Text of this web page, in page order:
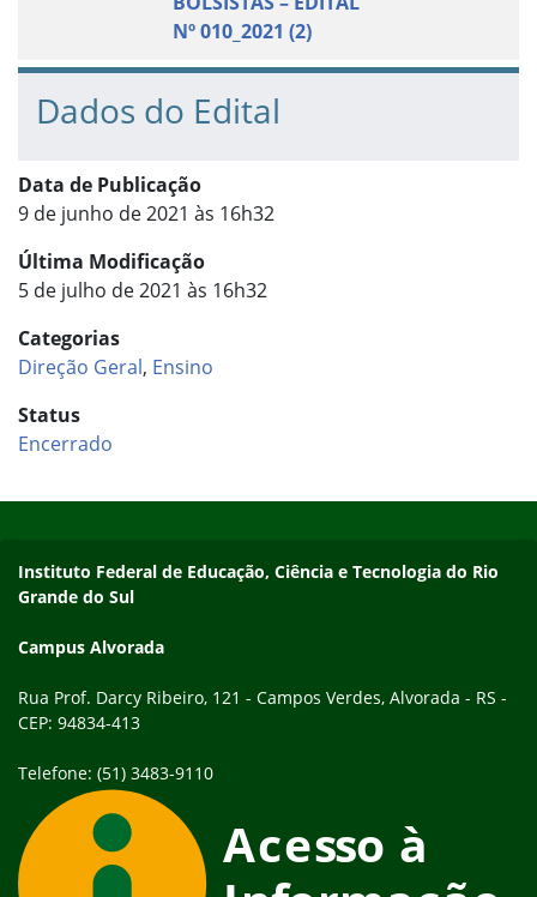
Nº 010_2021 (2)
Dados do Edital
Data de Publicação
9 de junho de 2021 às 16h32
Última Modificação
5 de julho de 2021 às 16h32
Categorias
Direção Geral, Ensino
Status
Encerrado
Endereço
Instituto Federal de Educação, Ciência e Tecnologia do Rio
Grande do Sul
Campus Alvorada
Rua Prof. Darcy Ribeiro, 121 - Campos Verdes, Alvorada - RS -
CEP: 94834-413
Telefone: (51) 3483-9110